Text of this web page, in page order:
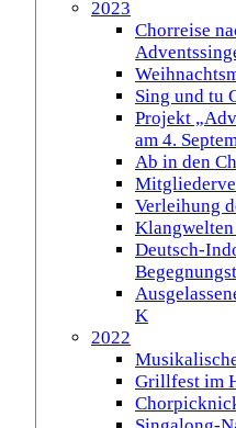
2023
Chorreise
Sing und tu
Projekt
am 4.
Ab in den
Verleihung
Deutsch-
K
2022
Grillfest im